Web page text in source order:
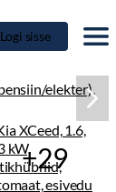
Logi sisse
+29